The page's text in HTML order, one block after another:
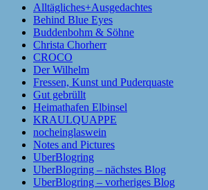
Alltägliches+Ausgedachtes
Behind Blue Eyes
Buddenbohm & Söhne
Christa Chorherr
CROCO
Der Wilhelm
Fressen, Kunst und Puderquaste
Gut gebrüllt
Heimathafen Elbinsel
KRAULQUAPPE
nocheinglaswein
Notes and Pictures
UberBlogring
UberBlogring – nächstes Blog
UberBlogring – vorheriges Blog